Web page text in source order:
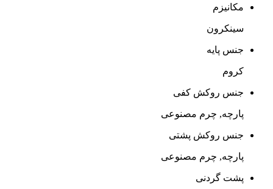
مکانیزم
سینکرون
جنس پایه
کروم
جنس روکش کفی
پارچه, چرم مصنوعی
جنس روکش پشتی
پارچه, چرم مصنوعی
پشت گردنی